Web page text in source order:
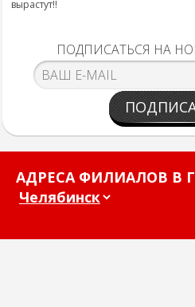
вырастут!!
ПОДПИСАТЬСЯ НА
АДРЕСА ФИЛИАЛОВ В